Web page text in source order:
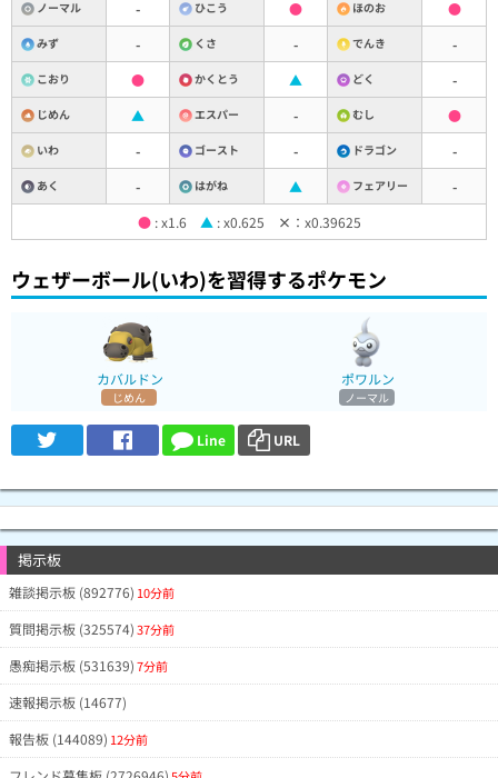
ノーマル - ひこう ● ほのお ●
みず - くさ - でんき -
こおり ● かくとう ▲ どく -
じめん ▲ エスパー - むし ●
いわ - ゴースト - ドラゴン -
あく - はがね ▲ フェアリー
-
●: x1.6 ▲ : x0.625 × ：x0.39625
ウェザーボール(いわ)を習得するポケモン
カバルドン
じめん
ポワルン
ノーマル
Line URL
掲示板
雑談掲示板 (892776) 10分前
質問掲示板 (325574)37分前
愚痴掲示板 (531639)7分前
速報掲示板 (14677)
報告板 (144089) 12分前